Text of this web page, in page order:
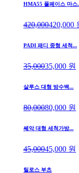
HMA55 풀페이스 마스
420,000420,000
PADI 패디 중형 세척...
35,00035,000 원
살루스 대형 방수백...
80,00080,000 원
쎄악 대형 세척가방...
45,00045,000 원
틸로스 부츠